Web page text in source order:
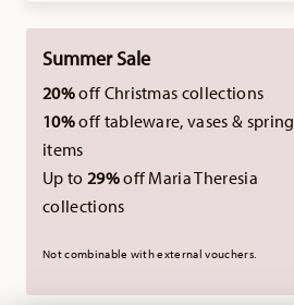
Summer Sale
20%off Christmas collections
10%off tableware, vases & spring
items
Up to 29%off Maria Theresia
collections
Not combinable with external vouchers.